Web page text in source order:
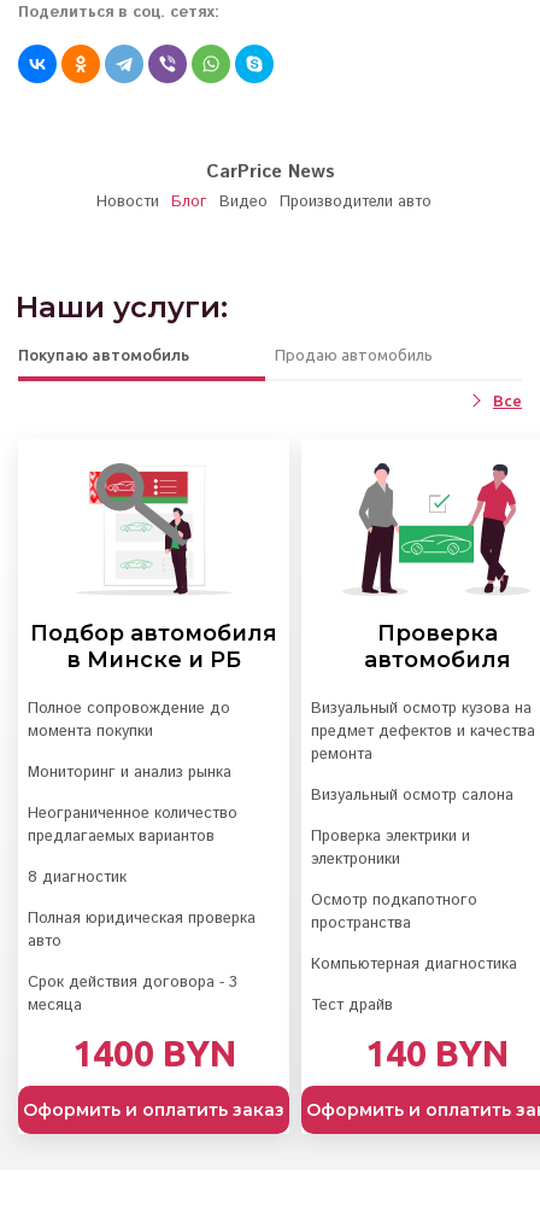
CarPrice News
Новости Блог Видео Производители авто
Поделиться в соц. сетях:
Наши услуги:
Покупаю автомобиль Продаю автомобиль
Все
Подбор автомобиля
в Минске и РБ
Полное сопровождение до
момента покупки
Мониторинг и анализ рынка
Неограниченное количество
предлагаемых вариантов
8 диагностик
Полная юридическая проверка
авто
Срок действия договора - 3
месяца
1400 BYN
Оформить и оплатить заказ
Проверка
автомобиля
Визуальный осмотр кузова на
предмет дефектов и качества
ремонта
Визуальный осмотр салона
Проверка электрики и
электроники
Осмотр подкапотного
пространства
Компьютерная диагностика
Тест драйв
140 BYN
Оформить и оплатить